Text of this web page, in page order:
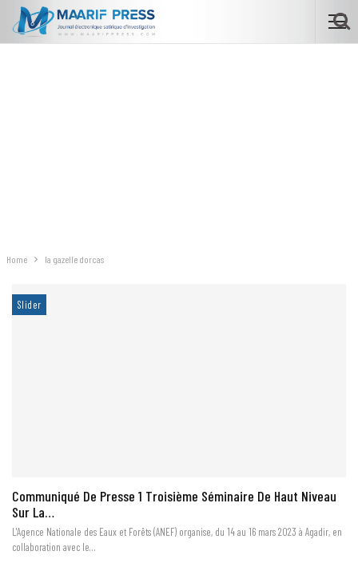
Home la gazelle dorcas
Slider
Communiqué De Presse 1 Troisième Séminaire De Haut Niveau
Sur La…
L'Agence Nationale des Eaux et Forêts (ANEF) organise, du 14 au 16 mars 2023 à Agadir, en
collaboration avec le…